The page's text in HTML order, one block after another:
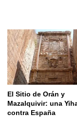
El Sitio de Orán y
Mazalquivir: una
contra España